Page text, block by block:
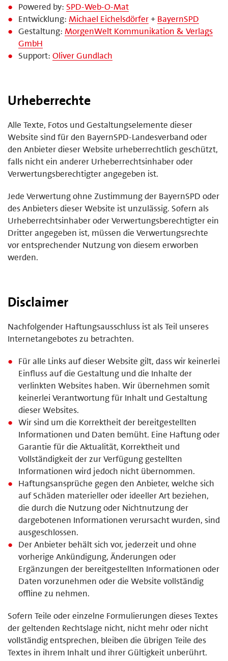
Powered by: SPD-Web-O-Mat
Entwicklung:Michael Eichelsdörfer+ BayernSPD
Gestaltung:MorgenWelt Kommunikation & Verlags
GmbH
Support:Oliver Gundlach
Urheberrechte
Alle Texte, Fotos und Gestaltungselemente dieser
Website sind für den BayernSPD-Landesverband oder
den Anbieter dieser Website urheberrechtlich geschützt,
falls nicht ein anderer Urheberrechtsinhaber oder
Verwertungsberechtigter angegeben ist.
Jede Verwertung ohne Zustimmung der BayernSPD oder
des Anbieters dieser Website ist unzulässig. Sofern als
Urheberrechtsinhaber oder Verwertungsberechtigter ein
Dritter angegeben ist, müssen die Verwertungsrechte
vor entsprechender Nutzung von diesem erworben
werden.
Disclaimer
Nachfolgender Haftungsausschluss ist als Teil unseres
Internetangebotes zu betrachten.
Für alle Links auf dieser Website gilt, dass wir keinerlei
Einfluss auf die Gestaltung und die Inhalte der
verlinkten Websites haben. Wir übernehmen somit
keinerlei Verantwortung für Inhalt und Gestaltung
dieser Websites.
Wir sind um die Korrektheit der bereitgestellten
Informationen und Daten bemüht. Eine Haftung oder
Garantie für die Aktualität, Korrektheit und
Vollständigkeit der zur Verfügung gestellten
Informationen wird jedoch nicht übernommen.
Haftungsansprüche gegen den Anbieter, welche sich
auf Schäden materieller oder ideeller Art beziehen,
die durch die Nutzung oder Nichtnutzung der
dargebotenen Informationen verursacht wurden, sind
ausgeschlossen.
Der Anbieter behält sich vor, jederzeit und ohne
vorherige Ankündigung, Änderungen oder
Ergänzungen der bereitgestellten Informationen oder
Daten vorzunehmen oder die Website vollständig
offline zu nehmen.
Sofern Teile oder einzelne Formulierungen dieses Textes
der geltenden Rechtslage nicht, nicht mehr oder nicht
vollständig entsprechen, bleiben die übrigen Teile des
Textes in ihrem Inhalt und ihrer Gültigkeit unberührt.